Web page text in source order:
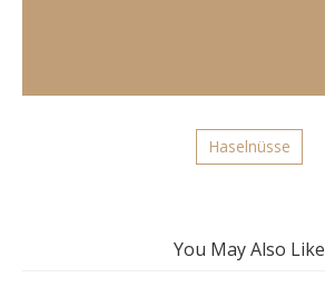
Haselnüsse
You May Also Like